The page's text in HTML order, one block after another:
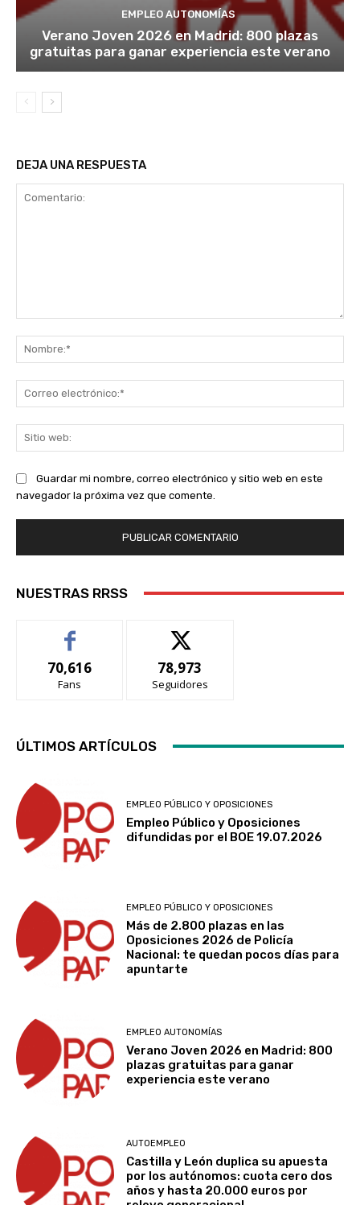
EMPLEO AUTONOMÍAS
Verano Joven 2026 en Madrid: 800 plazas
gratuitas para ganar experiencia este verano
DEJA UNA RESPUESTA
Guardar mi nombre, correo electrónico y sitio web en este
navegador la próxima vez que comente.
NUESTRAS RRSS
70,616
Fans
78,973
Seguidores
ÚLTIMOS ARTÍCULOS
EMPLEO PÚBLICO Y OPOSICIONES
Empleo Público y Oposiciones
difundidas por el BOE 19.07.2026
EMPLEO PÚBLICO Y OPOSICIONES
Más de 2.800 plazas en las
Oposiciones 2026 de Policía
Nacional: te quedan pocos días para
apuntarte
EMPLEO AUTONOMÍAS
Verano Joven 2026 en Madrid: 800
plazas gratuitas para ganar
experiencia este verano
AUTOEMPLEO
Castilla y León duplica su apuesta
por los autónomos: cuota cero dos
años y hasta 20.000 euros por